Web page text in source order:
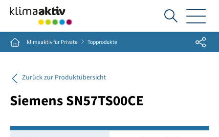
Ich
suche...
Home klimaaktiv für Private Topprodukte Share
Zurück zur Produktübersicht
Siemens SN57TS00CE